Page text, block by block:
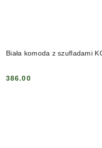
Biała komoda z szufladami
Cena:
386.00